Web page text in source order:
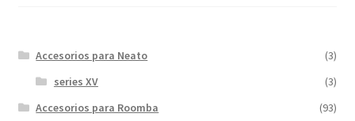
54,99€.32,99€.
Accesorios para Neato
(3)
series XV
(3)
Accesorios para Roomba
(93)